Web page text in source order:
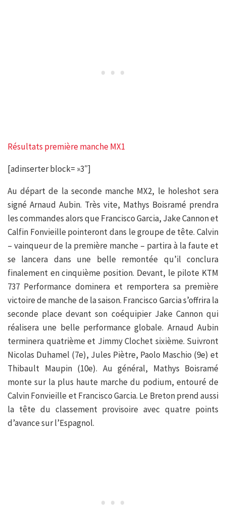
Résultats première manche MX1
[adinserter block= »3″]
Au départ de la seconde manche MX2, le holeshot sera
signé Arnaud Aubin. Très vite, Mathys Boisramé prendra
les commandes alors que Francisco Garcia, Jake Cannon et
Calfin Fonvieille pointeront dans le groupe de tête. Calvin
– vainqueur de la première manche – partira à la faute et
se lancera dans une belle remontée qu’il conclura
finalement en cinquième position. Devant, le pilote KTM
737 Performance dominera et remportera sa première
victoire de manche de la saison. Francisco Garcia s’offrira la
seconde place devant son coéquipier Jake Cannon qui
réalisera une belle performance globale. Arnaud Aubin
terminera quatrième et Jimmy Clochet sixième. Suivront
Nicolas Duhamel (7e), Jules Piètre, Paolo Maschio (9e) et
Thibault Maupin (10e). Au général, Mathys Boisramé
monte sur la plus haute marche du podium, entouré de
Calvin Fonvieille et Francisco Garcia. Le Breton prend aussi
la tête du classement provisoire avec quatre points
d’avance sur l’Espagnol.